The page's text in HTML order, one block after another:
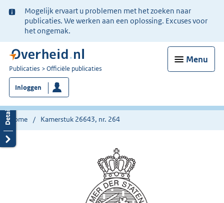
Ter
informatie:
Mogelijk ervaart u problemen met het zoeken naar
publicaties. We werken aan een oplossing. Excuses voor
het ongemak.
Menu
U
bent
nu
hier:
Publicaties Officiële publicaties
Inloggen
Home Kamerstuk 26643, nr. 264